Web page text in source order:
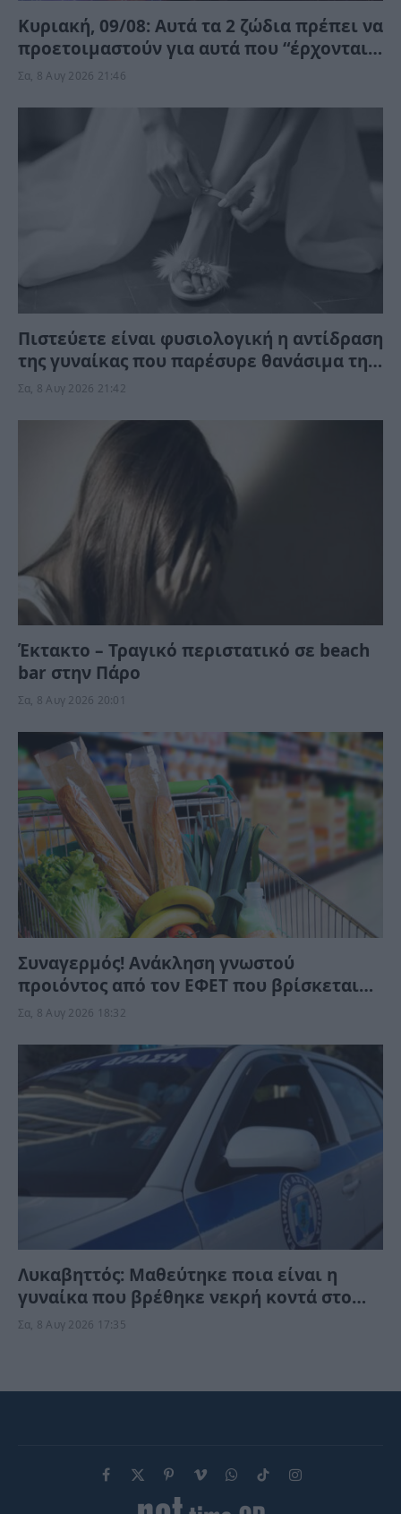
Κυριακή, 09/08: Αυτά τα 2 ζώδια πρέπει να
προετοιμαστούν για αυτά που “έρχονται”
– Ποιοι κερδίζουν;
Σα, 8 Αυγ 2026 21:46
Πιστεύετε είναι φυσιολογική η αντίδραση
της γυναίκας που παρέσυρε θανάσιμα τη
34χρονη νύφη; «Θέλω τον πατέρα μου…»
Σα, 8 Αυγ 2026 21:42
Έκτακτο – Τραγικό περιστατικό σε beach
bar στην Πάρο
Σα, 8 Αυγ 2026 20:01
Συναγερμός! Ανάκληση γνωστού
προιόντος από τον ΕΦΕΤ που βρίσκεται
στα ράφια των σούπερ μάρκετ – Μην το
Σα, 8 Αυγ 2026 18:32
Λυκαβηττός: Μαθεύτηκε ποια είναι η
γυναίκα που βρέθηκε νεκρή κοντά στο
εκκλησάκι – Τι της συνέβη;
Σα, 8 Αυγ 2026 17:35
Facebook
X
(Twitter)
PinterestVimeoWhatsApp
TikTokInstagram